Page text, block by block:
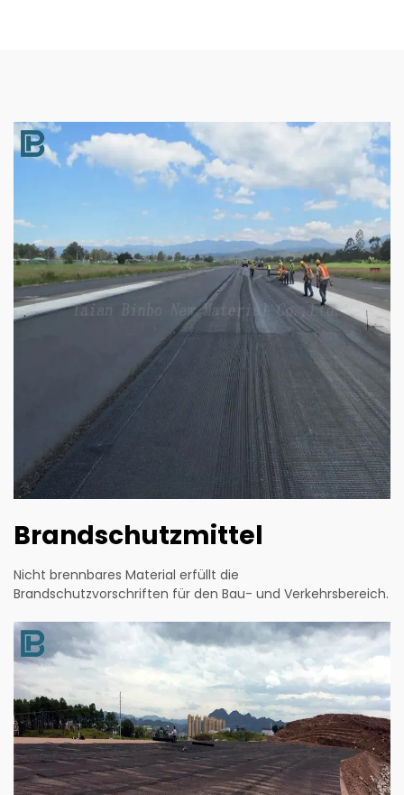
Brandschutzmittel
Nicht brennbares Material erfüllt die
Brandschutzvorschriften für den Bau- und Verkehrsbereich.